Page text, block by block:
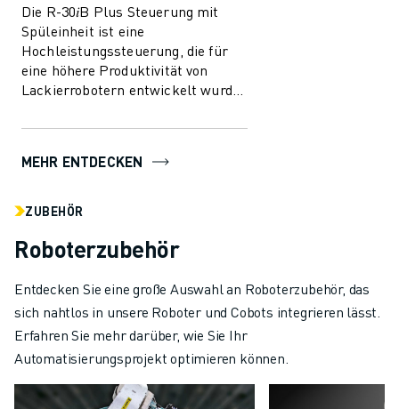
Die R-30𝑖B Plus Steuerung mit
Spüleinheit ist eine
Hochleistungssteuerung, die für
eine höhere Produktivität von
Lackierrobotern entwickelt wurde.
Einsatz von Robotern ...
MEHR ENTDECKEN
ZUBEHÖR
Roboterzubehör
Entdecken Sie eine große Auswahl an Roboterzubehör, das
sich nahtlos in unsere Roboter und Cobots integrieren lässt.
Erfahren Sie mehr darüber, wie Sie Ihr
Automatisierungsprojekt optimieren können.